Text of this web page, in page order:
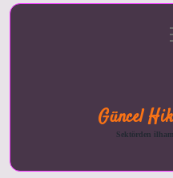
Güncel
Sektörden